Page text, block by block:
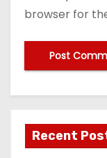
browser for
Recent